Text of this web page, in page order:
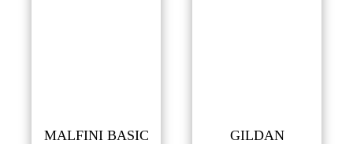
MALFINI BASIC
GILDAN